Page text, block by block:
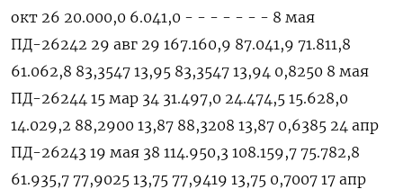
окт 26 20.000,0 6.041,0 - - - - - - - 8 мая
ПД-26242 29 авг 29 167.160,9 87.041,9 71.811,8
61.062,8 83,3547 13,95 83,3547 13,94 0,8250 8 мая
ПД-26244 15 мар 34 31.497,0 24.474,5 15.628,0
14.029,2 88,2900 13,87 88,3208 13,87 0,6385 24 апр
ПД-26243 19 мая 38 114.950,3 108.159,7 75.782,8
61.935,7 77,9025 13,75 77,9419 13,75 0,7007 17 апр